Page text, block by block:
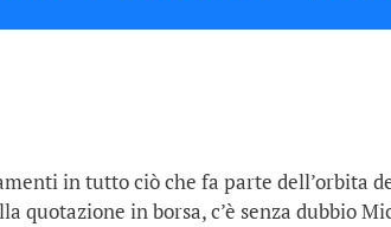
in tutto ciò che fa parte dell’orbita
in borsa, c’è senza dubbio